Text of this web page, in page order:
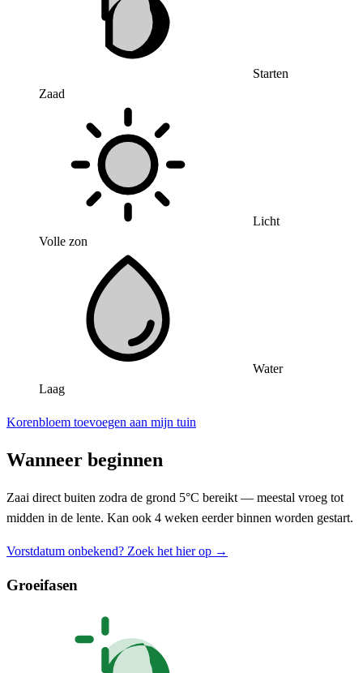
Starten
Zaad
Licht
Volle zon
Water
Laag
Korenbloem toevoegen aan mijn tuin
Wanneer beginnen
Zaai direct buiten zodra de grond 5°C bereikt — meestal vroeg tot
midden in de lente. Kan ook 4 weken eerder binnen worden gestart.
Vorstdatum onbekend? Zoek het hier op →
Groeifasen